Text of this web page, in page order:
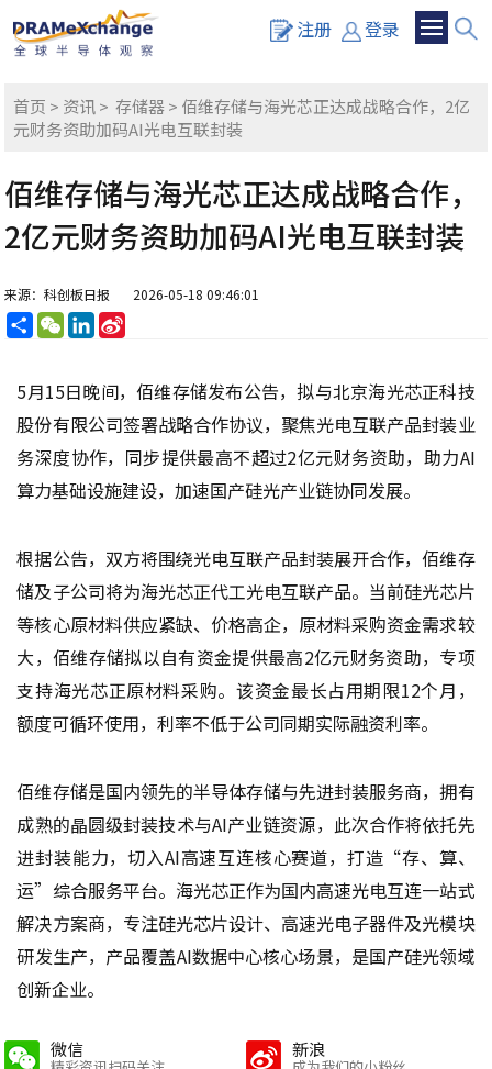
注册 登录
首页 > 资讯>存储器> 佰维存储与海光芯正达成战略合作，2亿
元财务资助加码AI光电互联封装
佰维存储与海光芯正达成战略合作，
2亿元财务资助加码AI光电互联封装
来源：科创板日报 2026-05-18 09:46:01
分
享
WeChatLinkedIn
5月15日晚间，佰维存储发布公告，拟与北京海光芯正科技
股份有限公司签署战略合作协议，聚焦光电互联产品封装业
务深度协作，同步提供最高不超过2亿元财务资助，助力AI
算力基础设施建设，加速国产硅光产业链协同发展。
根据公告，双方将围绕光电互联产品封装展开合作，佰维存
储及子公司将为海光芯正代工光电互联产品。当前硅光芯片
等核心原材料供应紧缺、价格高企，原材料采购资金需求较
大，佰维存储拟以自有资金提供最高2亿元财务资助，专项
支持海光芯正原材料采购。该资金最长占用期限12个月，
额度可循环使用，利率不低于公司同期实际融资利率。
佰维存储是国内领先的半导体存储与先进封装服务商，拥有
成熟的晶圆级封装技术与AI产业链资源，此次合作将依托先
进封装能力，切入AI高速互连核心赛道，打造“存、算、
运”综合服务平台。海光芯正作为国内高速光电互连一站式
解决方案商，专注硅光芯片设计、高速光电子器件及光模块
研发生产，产品覆盖AI数据中心核心场景，是国产硅光领域
创新企业。
微信 新浪